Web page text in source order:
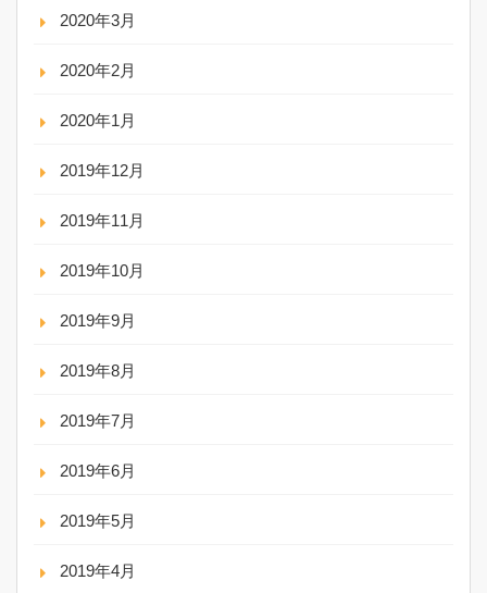
2020年3月
2020年2月
2020年1月
2019年12月
2019年11月
2019年10月
2019年9月
2019年8月
2019年7月
2019年6月
2019年5月
2019年4月